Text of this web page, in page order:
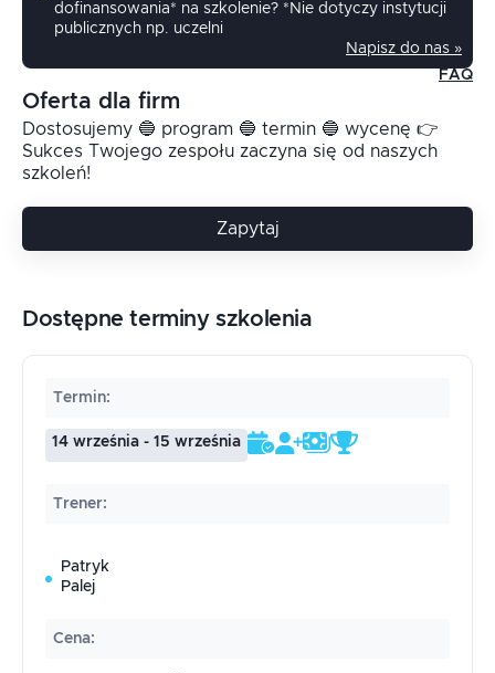
dofinansowania* na szkolenie? *Nie dotyczy instytucji
publicznych np. uczelni
Napisz do nas »
FAQ
Oferta dla firm
Dostosujemy 🔵 program 🔵 termin 🔵 wycenę 👉
Sukces Twojego zespołu zaczyna się od naszych
szkoleń!
Zapytaj
Dostępne terminy szkolenia
Termin:
14 września - 15 września
Trener:
Patryk
Palej
Cena: